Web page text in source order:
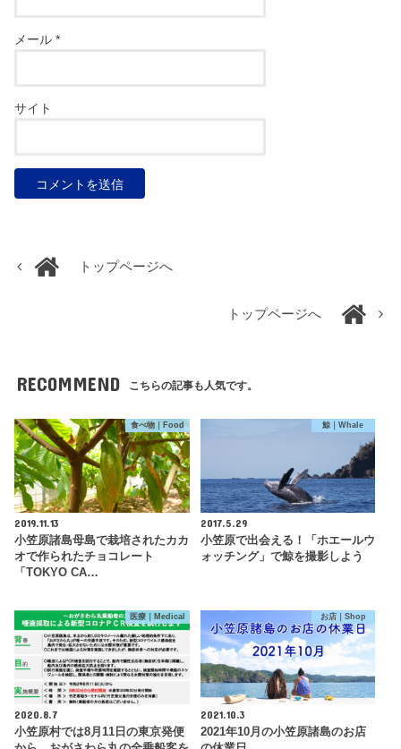
メール*
サイト
トップページへ
トップページへ
RECOMMEND こちらの記事も人気です。
食べ物｜Food
2019.11.13
小笠原諸島母島で栽培されたカカ
オで作られたチョコレート
「TOKYO CA…
鯨｜Whale
2017.5.29
小笠原で出会える！「ホエールウ
ォッチング」で鯨を撮影しよう
医療｜Medical
2020.8.7
小笠原村では8月11日の東京発便
お店｜Shop
2021.10.3
2021年10月の小笠原諸島のお店